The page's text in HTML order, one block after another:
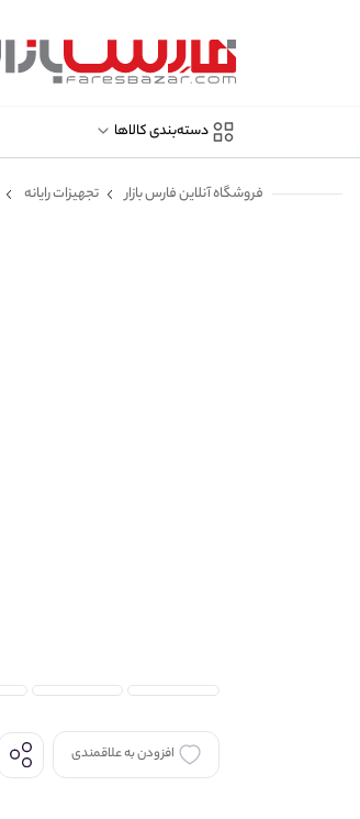
دسته‌بندی کالاها
فروشگاه آنلاین فارس بازار تجهیزات رایانه
افزودن به علاقمندی